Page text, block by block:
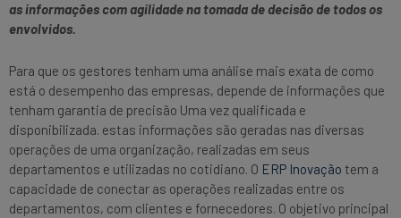
as informações com agilidade na tomada de decisão de todos os
envolvidos.
Para que os gestores tenham uma análise mais exata de como
está o desempenho das empresas, depende de informações que
tenham garantia de precisão Uma vez qualificada e
disponibilizada. estas informações são geradas nas diversas
operações de uma organização, realizadas em seus
departamentos e utilizadas no cotidiano. O ERP Inovação tem a
capacidade de conectar as operações realizadas entre os
departamentos, com clientes e fornecedores. O objetivo principal